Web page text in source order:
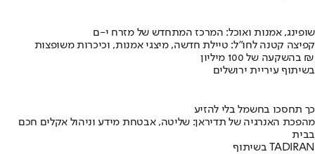
שופינג, אמנות ואוכל: המרכז המתחדש של מזרח י-ם
קפיצה קטנה לחו"ל: טיילת חדשה, מיצגי אמנות, וכיכרות משופצות
בהשקעה של 100 מיליון ₪
בשיתוף עיריית ירושלים
כך תחסכו בחשמל בלי להזיע
מהפכת האנרגיה של תדיראן: שליטה, אבטחת מידע וניהול אקלים חכם
בבית
בשיתוף TADIRAN